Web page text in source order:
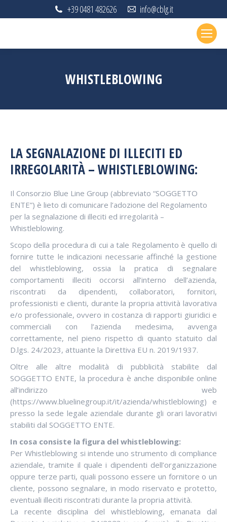
+39 0481 482626 info@cblg.it
WHISTLEBLOWING
LA SEGNALAZIONE DI ILLECITI ED
IRREGOLARITÀ – WHISTLEBLOWING:
Il Consorzio Blue Line Group (abbreviato “SOGGETTO
ENTE”) è lieto di comunicare l’adozione del Regolamento
per la segnalazione di illeciti ed irregolarità –
Whistleblowing.
Scopo della procedura di cui a tale Regolamento è quello di
fornire tutte le indicazioni necessarie affinché la gestione
del whistleblowing, ossia la pratica di segnalare
comportamenti illeciti occorsi all’interno dell’azienda,
riscontrati da dipendenti, collaboratori, fornitori,
professionisti e clienti, durante la propria attività lavorativa
e/o professionale, ovvero in costanza di rapporti giuridici e
commerciali con l’azienda medesima, avvenga
correttamente, nel pieno rispetto di quanto statuito dal
D.lgs. 24/2023, attuante la Direttiva EU n. 2019/1937.
Oltre alle altre modalità di pubblicità stabilite dal
SOGGETTO ENTE, la procedura è anche disponibile online
all’indirizzo web
(https://www.bluelinegroup.it/it/azienda/whistleblowing) e
presso la sede legale aziendale durante gli orari lavorativi
stabiliti dal SOGGETTO ENTE.
In cosa consiste la figura del whistleblowing:
Per Whistleblowing si intende uno strumento di compliance
aziendale, tramite il quale i dipendenti dell’organizzazione
oppure terze parti, quali possono essere un fornitore o un
cliente, possono segnalare, in modo riservato e protetto,
eventuali illeciti riscontrati durante la propria attività.
La recente disciplina del whistleblowing, emanata dal